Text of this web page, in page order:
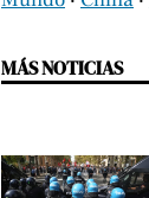
MÁS NOTICIAS